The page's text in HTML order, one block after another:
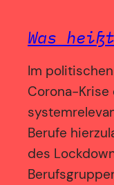
Was
Im
Corona-
Berufe
des